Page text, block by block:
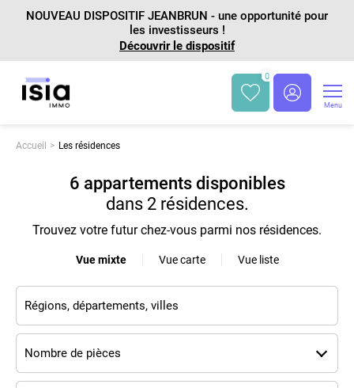
NOUVEAU DISPOSITIF JEANBRUN - une opportunité pour
les investisseurs !
Découvrir le dispositif
0
Menu
Accueil Les résidences
6 appartements disponibles
dans 2 résidences.
Trouvez votre futur chez-vous parmi nos résidences.
Vue mixte Vue carte Vue liste
Nombre de pièces